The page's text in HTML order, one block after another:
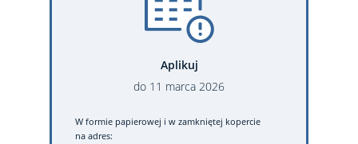
Aplikuj
do 11 marca 2026
W formie papierowej i w zamkniętej kopercie
na adres: